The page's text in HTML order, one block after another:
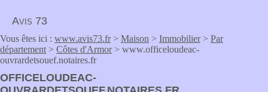
Avis 73
Vous êtes ici : www.avis73.fr> Maison > Immobilier> Par
département > Côtes d'Armor> www.officeloudeac-
ouvrardetsouef.notaires.fr
OFFICELOUDEAC-